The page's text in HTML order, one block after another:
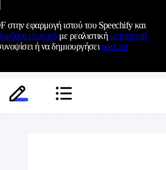
στην εφαρμογή ιστού του Speechify και
διαβάσει δυνατάμε ρεαλιστική μετατροπή
ή να δημιουργήσει podcast